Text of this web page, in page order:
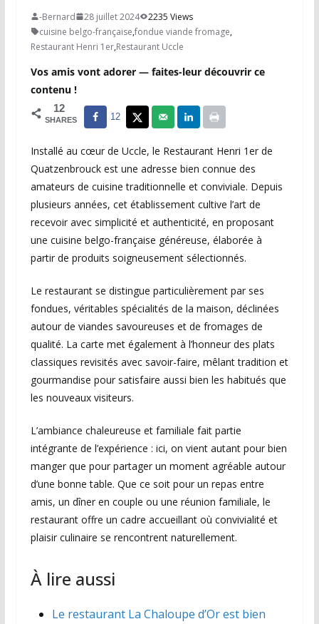
-Bernard 28 juillet 2024
2235 Views
cuisine belgo-française,fondue viande fromage,
Restaurant Henri 1er,Restaurant Uccle
Vos amis vont adorer — faites-leur découvrir ce
contenu !
12
SHARES 12
Installé au cœur de Uccle, le Restaurant Henri 1er de
Quatzenbrouck est une adresse bien connue des
amateurs de cuisine traditionnelle et conviviale. Depuis
plusieurs années, cet établissement cultive l’art de
recevoir avec simplicité et authenticité, en proposant
une cuisine belgo-française généreuse, élaborée à
partir de produits soigneusement sélectionnés.
Le restaurant se distingue particulièrement par ses
fondues, véritables spécialités de la maison, déclinées
autour de viandes savoureuses et de fromages de
qualité. La carte met également à l’honneur des plats
classiques revisités avec savoir-faire, mêlant tradition et
gourmandise pour satisfaire aussi bien les habitués que
les nouveaux visiteurs.
L’ambiance chaleureuse et familiale fait partie
intégrante de l’expérience : ici, on vient autant pour bien
manger que pour partager un moment agréable autour
d’une bonne table. Que ce soit pour un repas entre
amis, un dîner en couple ou une réunion familiale, le
restaurant offre un cadre accueillant où convivialité et
plaisir culinaire se rencontrent naturellement.
À lire aussi
Le restaurant La Chaloupe d’Or est bien